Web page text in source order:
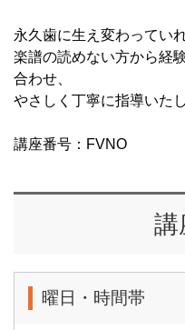
永久歯に生え変わってい
楽譜の読めない方から経
合わせ、
やさしく丁寧に指導いたし
講座番号：FVNO
講
曜日・時間帯